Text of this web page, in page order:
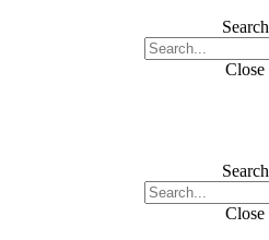
Search
Close
Search
Close